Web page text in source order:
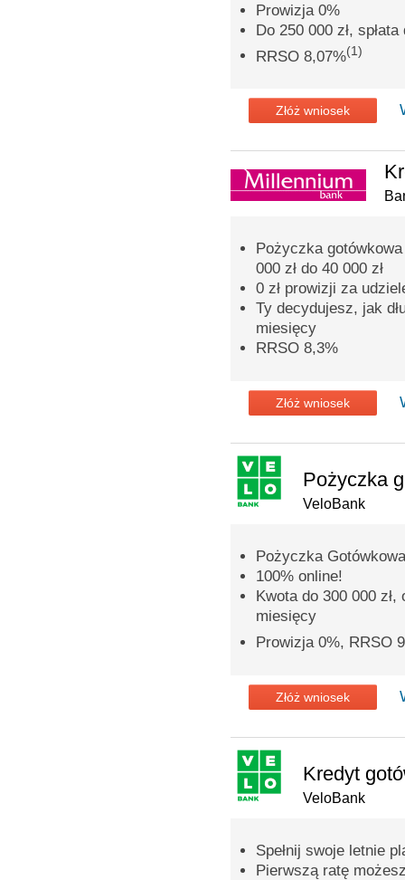
Prowizja 0%
Do 250 000 zł,
RRSO 8,07%(1)
Złóż wniosek
Pożyczka
000 zł do 40 000 zł
0 zł prowizji za
Ty decydujesz, jak
miesięcy
RRSO 8,3%
Złóż wniosek
Pożyczka
VeloBank
Pożyczka
100% online!
Kwota do 300 000
miesięcy
Prowizja 0%, RRSO
Złóż wniosek
Kredyt
VeloBank
Spełnij swoje letnie
Pierwszą ratę